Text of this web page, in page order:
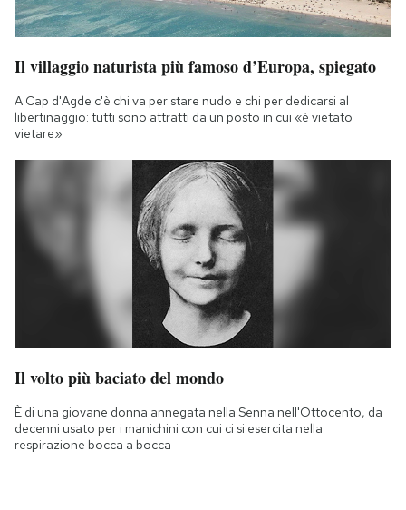
Il villaggio naturista più famoso d’Europa, spiegato
A Cap d'Agde c'è chi va per stare nudo e chi per dedicarsi al
libertinaggio: tutti sono attratti da un posto in cui «è vietato
vietare»
Il volto più baciato del mondo
È di una giovane donna annegata nella Senna nell'Ottocento, da
decenni usato per i manichini con cui ci si esercita nella
respirazione bocca a bocca